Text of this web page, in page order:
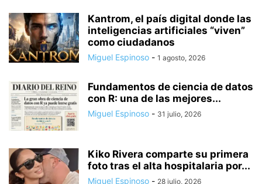
Kantrom, el país digital donde las
inteligencias artificiales “viven”
como ciudadanos
Miguel Espinoso - 1 agosto, 2026
Fundamentos de ciencia de datos
con R: una de las mejores...
Miguel Espinoso - 31 julio, 2026
Kiko Rivera comparte su primera
foto tras el alta hospitalaria por...
Miguel Espinoso - 28 julio, 2026